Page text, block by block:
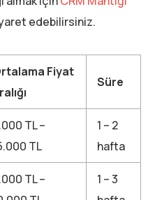
edebilirsiniz.
Fiyat
Süre
TL –
TL
1 – 2
hafta
TL –
1 – 3